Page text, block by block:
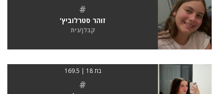
#
זוהר סטרלוביץ'
קבלן/נית
בת 18 | 169.5
#